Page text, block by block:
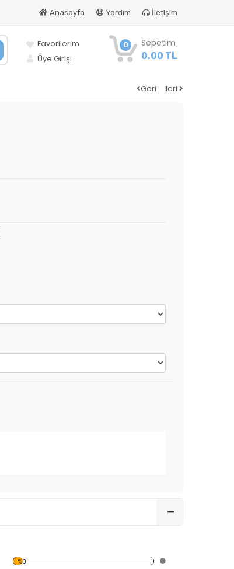
Anasayfa Yardım İletişim
0 Sepetim
0.00 TL
Favorilerim
Üye Girişi
Geri İleri
%0